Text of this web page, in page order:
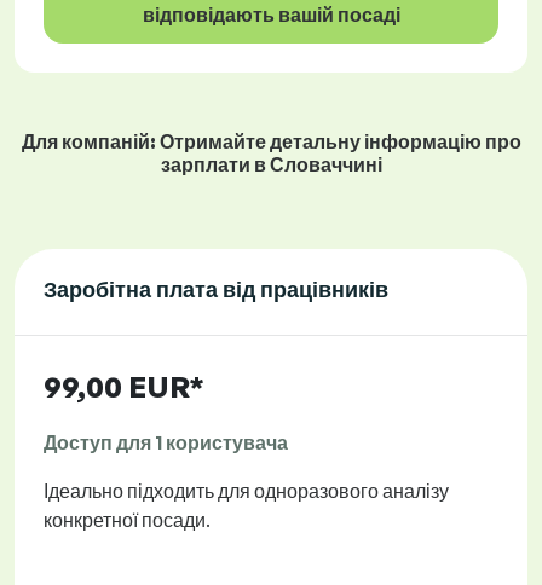
відповідають вашій посаді
Для компаній: Отримайте детальну інформацію про
зарплати в Словаччині
Заробітна плата від працівників
99,00 EUR*
Доступ для 1 користувача
Ідеально підходить для одноразового аналізу
конкретної посади.